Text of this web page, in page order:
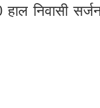
निवासी